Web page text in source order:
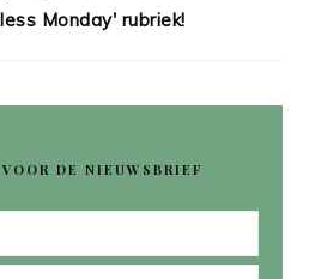
Monday' rubriek!
DE NIEUWSBRIEF